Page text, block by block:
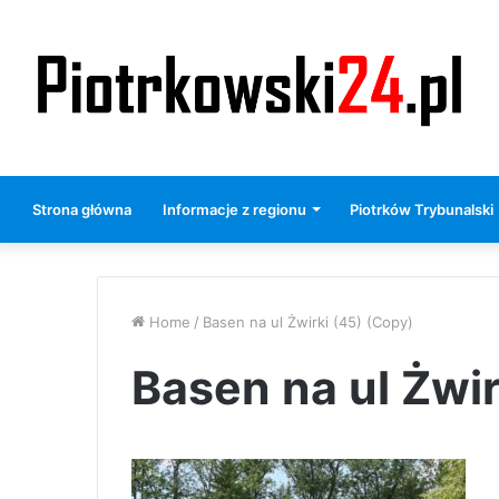
Strona główna Informacje z regionu Piotrków Trybunalski
Home / Basen na ul Żwirki (45) (Copy)
Basen na ul